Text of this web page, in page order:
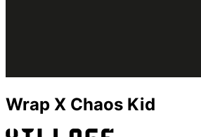
Wrap X Chaos Kid